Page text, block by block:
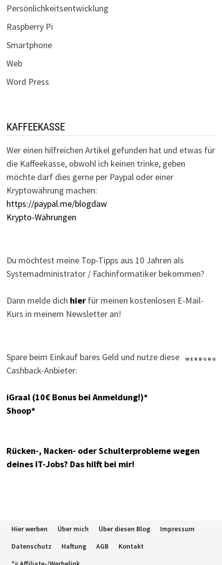
Persönlichkeitsentwicklung
Raspberry Pi
Smartphone
Web
Word Press
KAFFEEKASSE
Wer einen hilfreichen Artikel gefunden hat und etwas für
die Kaffeekasse, obwohl ich keinen trinke, geben
möchte darf dies gerne per Paypal oder einer
Kryptowährung machen:
https://paypal.me/blogdaw
Krypto-Währungen
Du möchtest meine Top-Tipps aus 10 Jahren als
Systemadministrator / Fachinformatiker bekommen?
Dann melde dich hierfür meinen kostenlosen E-Mail-
Kurs in meinem Newsletter an!
W E R B U N G
Spare beim Einkauf bares Geld und nutze diese
Cashback-Anbieter:
iGraal (10€ Bonus bei Anmeldung!)*
Shoop*
Rücken-, Nacken- oder Schulterprobleme wegen
deines IT-Jobs? Das hilft bei mir!
Hier werben Über mich Über diesen Blog
Impressum
Datenschutz
Haftung AGB
Kontakt